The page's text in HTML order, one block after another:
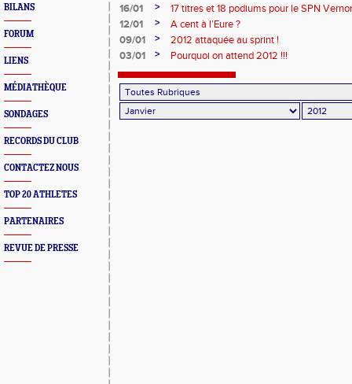
BILANS
FORUM
LIENS
MÉDIATHÈQUE
SONDAGES
RECORDS DU CLUB
CONTACTEZ NOUS
TOP 20 ATHLETES
PARTENAIRES
REVUE DE PRESSE
16/01
>
17 titres et 18 podiums pour le SPN
12/01
>
A cent à l’Eure ?
09/01
>
2012 attaquée au sprint !
03/01
> Pourquoi on attend 2012 !!!